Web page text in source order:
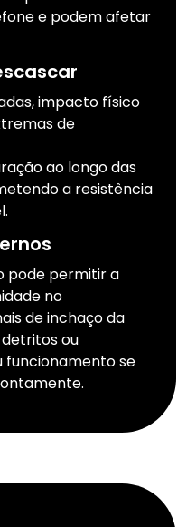
e podem afetar
impacto físico
de
ao longo das
a resistência
pode permitir a
no
de inchaço da
ou
se